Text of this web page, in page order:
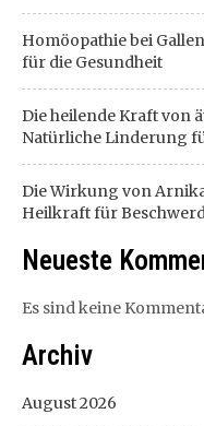
Homöopathie bei
für die Gesundheit
Die heilende Kraft von
Natürliche Linderung
Die Wirkung von
Heilkraft für
Neueste
Es sind keine
Archiv
August 2026